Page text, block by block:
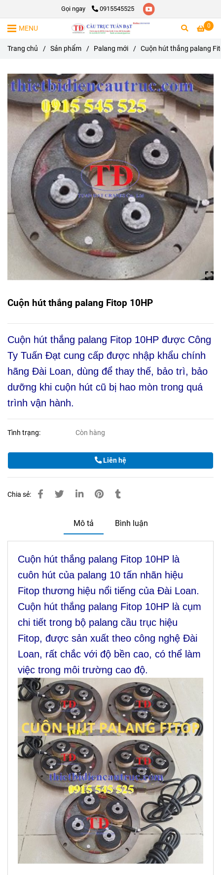
Gọi ngay 0915545525
0
MENU
Trang chủ / Sản phẩm / Palang mới / Cuộn hút thắng palang
Cuộn hút thắng palang Fitop 10HP
Cuộn hút thắng palang Fitop 10HP được Công
Ty Tuấn Đạt cung cấp được nhập khẩu chính
hãng Đài Loan, dùng để thay thế, bảo trì, bảo
dưỡng khi cuộn hút cũ bị hao mòn trong quá
trình vận hành.
Tình trạng: Còn hàng
Liên hệ
Chia sẻ:
Mô tả Bình luận
Cuộn hút thắng palang Fitop 10HP là
cuôn hút của palang 10 tấn nhãn hiệu
Fitop thương hiệu nổi tiếng của Đài Loan.
Cuộn hút thắng palang Fitop 10HP là cụm
chi tiết trong bộ palang cầu trục hiệu
Fitop, được sản xuất theo công nghệ Đài
Loan, rất chắc với độ bền cao, có thể làm
việc trong môi trường cao độ.